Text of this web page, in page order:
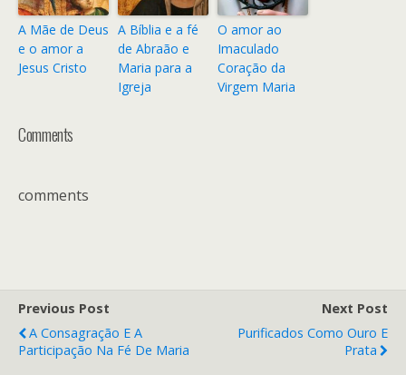
A Mãe de Deus
e o amor a
Jesus Cristo
A Bíblia e a fé
de Abraão e
Maria para a
Igreja
O amor ao
Imaculado
Coração da
Virgem Maria
Comments
comments
Previous Post
A Consagração E A
Participação Na Fé De Maria
Next Post
Purificados Como Ouro E
Prata